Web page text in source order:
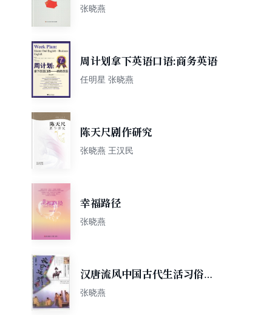
本）
张晓燕
周计划拿下英语口语:商务英语
任明星 张晓燕
陈天尺剧作研究
张晓燕 王汉民
幸福路径
张晓燕
汉唐流风中国古代生活习俗面
面观
张晓燕